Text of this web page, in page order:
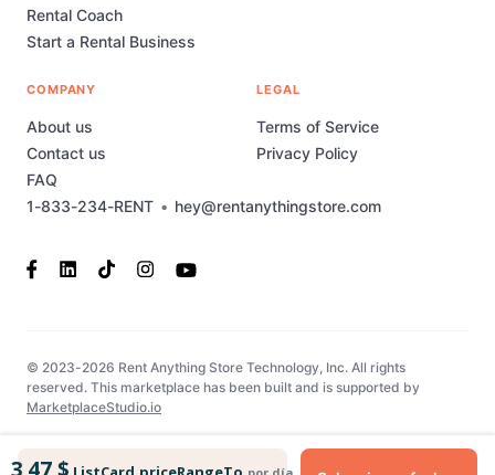
3,47 $ por día
1-833-234-RENT • hey@rentanythingstore.com
Rental Coach
Start a Rental Business
COMPANY
About us
Contact us
FAQ
LEGAL
Terms of Service
Privacy Policy
© 2023-2026 Rent Anything Store Technology, Inc. All rights
reserved. This marketplace has been built and is supported by
MarketplaceStudio.io